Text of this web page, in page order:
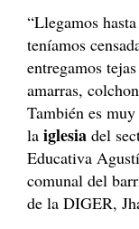
“Llegamos
teníamos
entregamos
amarras,
También es
la iglesia del
Educativa
comunal del
de la DIGER,